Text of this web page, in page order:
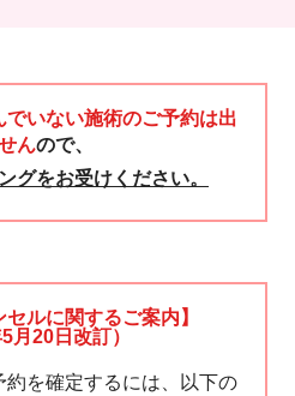
でいない施術のご予約は出
んので、
グをお受けください。
セルに関するご案内】
5月20日改訂）
約を確定するには、以下の